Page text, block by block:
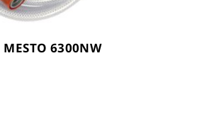
MESTO 6300NW